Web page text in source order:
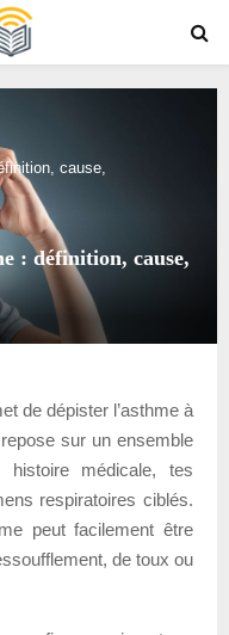
cause,
: définition, cause,
de dépister l’asthme à
sur un ensemble
médicale, tes
respiratoires ciblés.
peut facilement être
de toux ou